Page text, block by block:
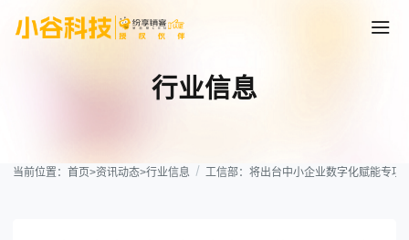
行业信息
当前位置：首页>资讯动态>行业信息 工信部：将出台中小企业数字化赋能专项